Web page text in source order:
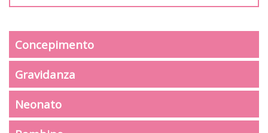
Concepimento
Gravidanza
Neonato